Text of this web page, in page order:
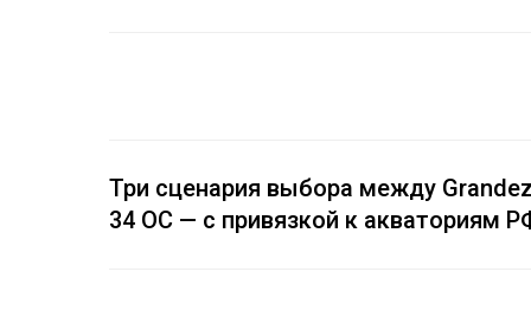
Три сценария выбора между
34 OC — с привязкой к акваториям